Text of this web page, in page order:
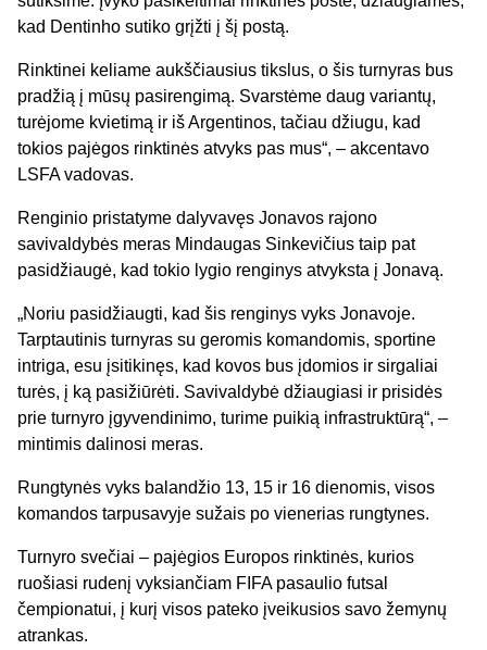
kad Dentinho sutiko grįžti į šį postą.
Rinktinei keliame aukščiausius tikslus, o šis turnyras bus
pradžią į mūsų pasirengimą. Svarstėme daug variantų,
turėjome kvietimą ir iš Argentinos, tačiau džiugu, kad
tokios pajėgos rinktinės atvyks pas mus“, – akcentavo
LSFA vadovas.
Renginio pristatyme dalyvavęs Jonavos rajono
savivaldybės meras Mindaugas Sinkevičius taip pat
pasidžiaugė, kad tokio lygio renginys atvyksta į Jonavą.
„Noriu pasidžiaugti, kad šis renginys vyks Jonavoje.
Tarptautinis turnyras su geromis komandomis, sportine
intriga, esu įsitikinęs, kad kovos bus įdomios ir sirgaliai
turės, į ką pasižiūrėti. Savivaldybė džiaugiasi ir prisidės
prie turnyro įgyvendinimo, turime puikią infrastruktūrą“, –
mintimis dalinosi meras.
Rungtynės vyks balandžio 13, 15 ir 16 dienomis, visos
komandos tarpusavyje sužais po vienerias rungtynes.
Turnyro svečiai – pajėgios Europos rinktinės, kurios
ruošiasi rudenį vyksiančiam FIFA pasaulio futsal
čempionatui, į kurį visos pateko įveikusios savo žemynų
atrankas.